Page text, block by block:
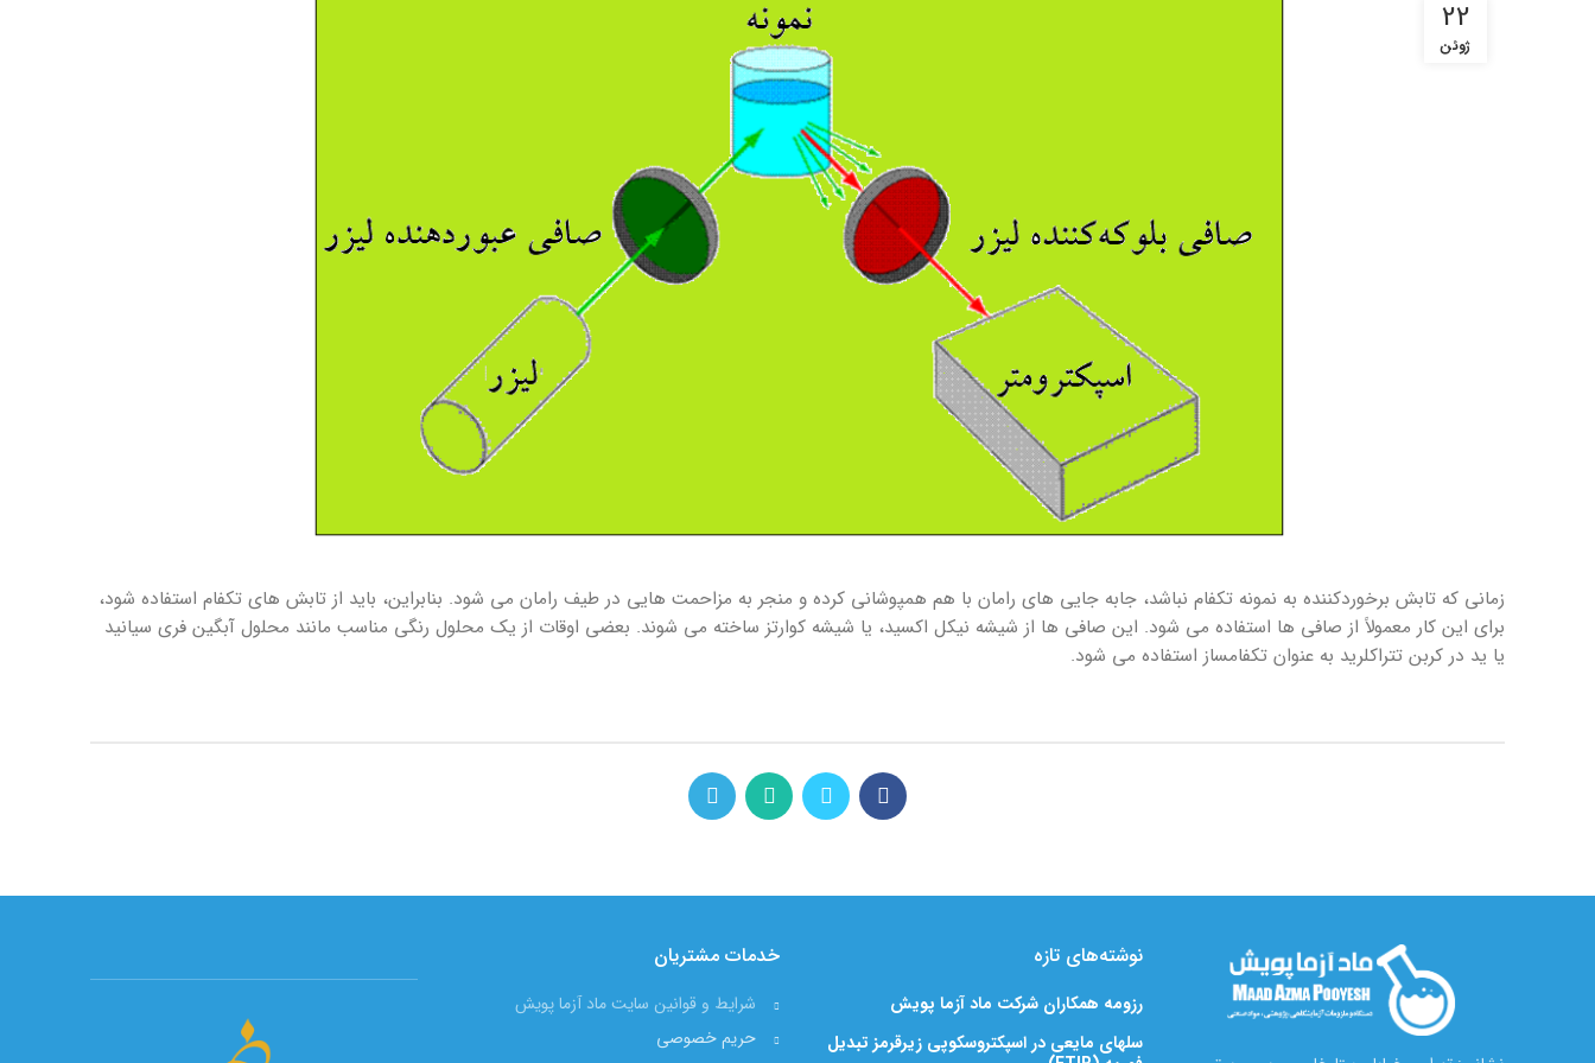
22
ژوئن
زمانی که تابش برخوردکننده به نمونه تکفام نباشد، جابه جایی های رامان با هم همپوشانی کرده و منجر به مزاحمت هایی در طیف رامان می شود. بنابراین، باید از تابش های تکفام استفاده شود،
برای این کار معمولاً از صافی ها استفاده می شود. این صافی ها از شیشه نیکل اکسید، یا شیشه کوارتز ساخته می شوند. بعضی اوقات از یک محلول رنگی مناسب مانند محلول آبگین فری سیانید
یا ید در کربن تتراکلرید به عنوان تکفامساز استفاده می شود.
نوشته‌های تازه
رزومه همکاران شرکت ماد آزما پویش
سلهای مایعی در اسپکتروسکوپی زیرقرمز تبدیل
خدمات مشتریان
شرایط و قوانین سایت ماد آزما پویش
حریم خصوصی